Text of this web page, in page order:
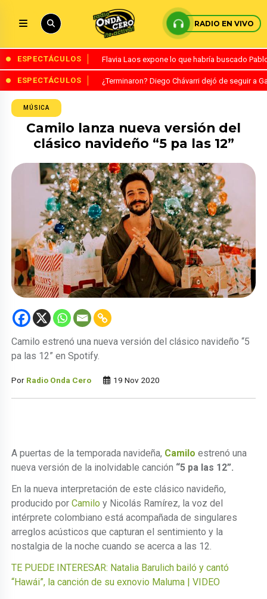
RADIO EN VIVO
ESPECTÁCULOS Flavia Laos expone lo que habría buscado
ESPECTÁCULOS ¿Terminaron? Diego Chávarri dejó de seguir a
MÚSICA
Camilo lanza nueva versión del
clásico navideño “5 pa las 12”
Camilo estrenó una nueva versión del clásico navideño “5
pa las 12” en Spotify.
Por Radio Onda Cero 19 Nov 2020
A puertas de la temporada navideña, Camilo estrenó una
nueva versión de la inolvidable canción “5 pa las 12”.
En la nueva interpretación de este clásico navideño,
producido porCamilo y Nicolás Ramírez, la voz del
intérprete colombiano está acompañada de singulares
arreglos acústicos que capturan el sentimiento y la
nostalgia de la noche cuando se acerca a las 12.
TE PUEDE INTERESAR: Natalia Barulich bailó y cantó
“Hawái”, la canción de su exnovio Maluma | VIDEO